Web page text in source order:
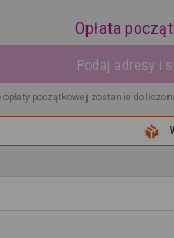
Opłata
Podaj adresy i
opłaty początkowej zostanie